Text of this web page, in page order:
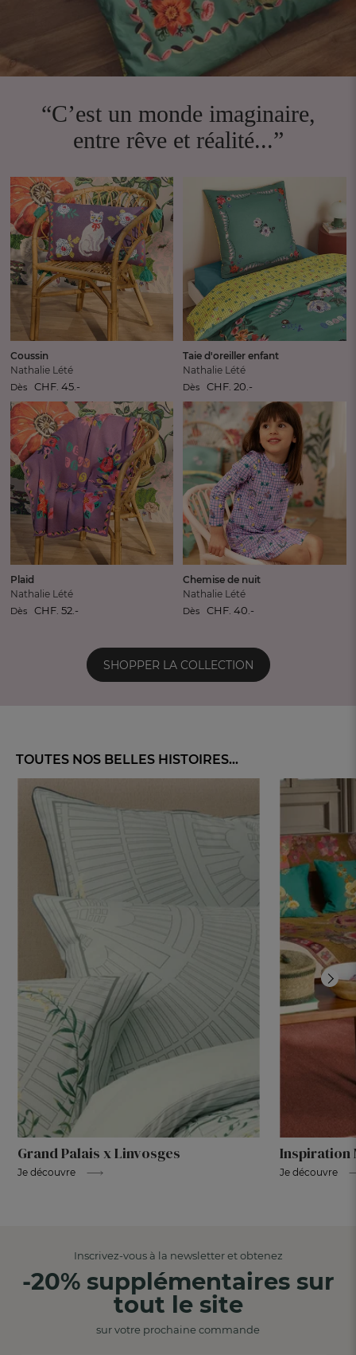
“C’est un monde imaginaire,
entre rêve et réalité...”
Coussin
Nathalie Lété
Dès CHF. 45.-
Taie d'oreiller enfant
Nathalie Lété
Dès CHF. 20.-
Plaid
Nathalie Lété
Dès CHF. 52.-
Chemise de nuit
Nathalie Lété
Dès CHF. 40.-
SHOPPER LA COLLECTION
TOUTES NOS BELLES HISTOIRES...
Grand Palais x Linvosges
Je découvre
Inspiration
Je découvre
Inscrivez-vous à la newsletter et obtenez
-20% supplémentaires sur
tout le site
sur votre prochaine commande